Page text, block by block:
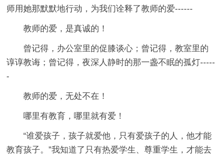
师用她那默默地行动，为我们诠释了教师的爱------
教师的爱，是真诚的！
曾记得，办公室里的促膝谈心；曾记得，教室里的
谆谆教诲；曾记得，夜深人静时的那一盏不眠的孤灯-----
-
教师的爱，无处不在！
哪里有教育，哪里就有爱！
“谁爱孩子，孩子就爱他，只有爱孩子的人，他才能
教育孩子。”我知道了只有热爱学生、尊重学生，才能去